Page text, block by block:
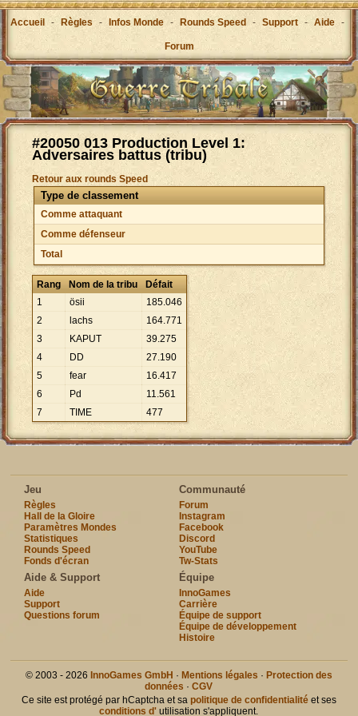
Accueil - Règles - Infos Monde - Rounds Speed - Support - Aide -
Forum
#20050 013 Production Level 1:
Adversaires battus (tribu)
Retour aux rounds Speed
Type de classement
Comme attaquant
Comme défenseur
Total
Rang Nom de la tribu
Défait
1
ösii 185.046
2
lachs 164.771
3
KAPUT 39.275
4
DD 27.190
5
fear 16.417
6
Pd 11.561
7
TIME 477
Jeu
Règles
Hall de la Gloire
Paramètres Mondes
Statistiques
Rounds Speed
Fonds d'écran
Communauté
Forum
Instagram
Facebook
Discord
YouTube
Tw-Stats
Aide & Support
Aide
Support
Questions forum
Équipe
InnoGames
Carrière
Équipe de support
Équipe de développement
Histoire
© 2003 - 2026 InnoGames GmbH · Mentions légales · Protection des
données ·CGV
Ce site est protégé par hCaptcha et sa politique de confidentialitéet ses
conditions d' utilisation s'appliquent.